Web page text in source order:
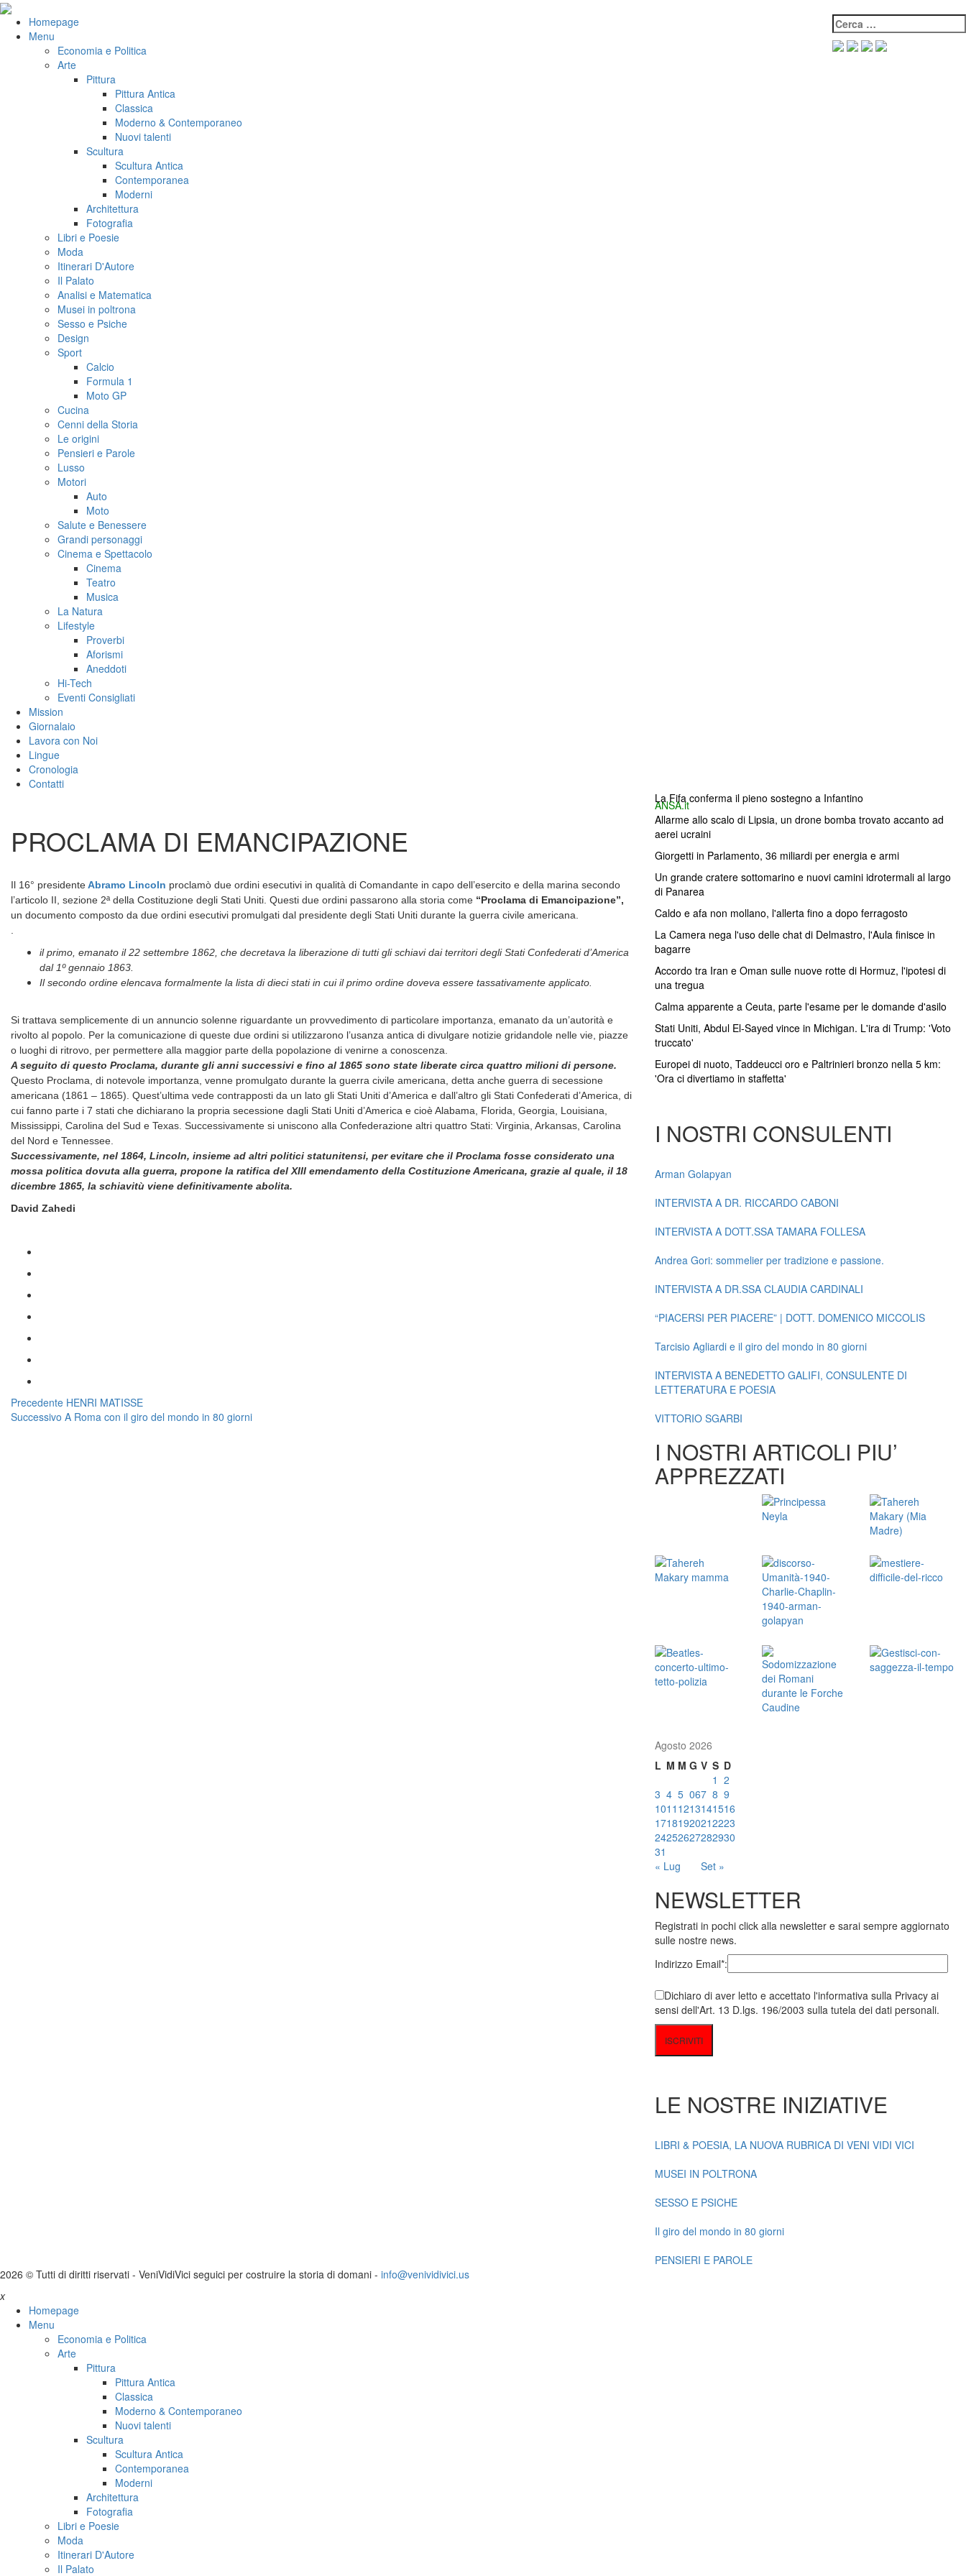
Salta
contenuto
VeniVidiVici Cerca:
Homepage
Menu
Economia e Politica
Arte
Pittura
Pittura Antica
Classica
Moderno & Contemporaneo
Nuovi talenti
Scultura
Scultura Antica
Contemporanea
Moderni
Architettura
Fotografia
Libri e Poesie
Moda
Itinerari D'Autore
Il Palato
Analisi e Matematica
Musei in poltrona
Sesso e Psiche
Design
Sport
Calcio
Formula 1
Moto GP
Cucina
Cenni della Storia
Le origini
Pensieri e Parole
Lusso
Motori
Auto
Moto
Salute e Benessere
Grandi personaggi
Cinema e Spettacolo
Cinema
Teatro
Musica
La Natura
Lifestyle
Proverbi
Aforismi
Aneddoti
Hi-Tech
Eventi Consigliati
Mission
Giornalaio
Lavora con Noi
Lingue
Cronologia
Contatti
PROCLAMA DI EMANCIPAZIONE
Il 16° presidenteAbramo Lincoln proclamò due ordini esecutivi in qualità di Comandante in capo dell’esercito e della marina secondo
l’articolo II, sezione 2ª della Costituzione degli Stati Uniti. Questi due ordini passarono alla storia come “Proclama di Emancipazione”,
un documento composto da due ordini esecutivi promulgati dal presidente degli Stati Uniti durante la guerra civile americana.
.
il primo, emanato il 22 settembre 1862, che decretava la liberazione di tutti gli schiavi dai territori degli Stati Confederati d’America
dal 1º gennaio 1863.
Il secondo ordine elencava formalmente la lista di dieci stati in cui il primo ordine doveva essere tassativamente applicato.
Si trattava semplicemente di un annuncio solenne riguardante un provvedimento di particolare importanza, emanato da un’autorità e
rivolto al popolo. Per la comunicazione di queste due ordini si utilizzarono l’usanza antica di divulgare notizie gridandole nelle vie, piazze
o luoghi di ritrovo, per permettere alla maggior parte della popolazione di venirne a conoscenza.
A seguito di questo Proclama, durante gli anni successivi e fino al 1865 sono state liberate circa quattro milioni di persone.
Questo Proclama, di notevole importanza, venne promulgato durante la guerra civile americana, detta anche guerra di secessione
americana (1861 – 1865). Quest’ultima vede contrapposti da un lato gli Stati Uniti d’America e dall’altro gli Stati Confederati d’America, di
cui fanno parte i 7 stati che dichiarano la propria secessione dagli Stati Uniti d’America e cioè Alabama, Florida, Georgia, Louisiana,
Mississippi, Carolina del Sud e Texas. Successivamente si uniscono alla Confederazione altri quattro Stati: Virginia, Arkansas, Carolina
del Nord e Tennessee.
Successivamente, nel 1864, Lincoln, insieme ad altri politici statunitensi, per evitare che il Proclama fosse considerato una
mossa politica dovuta alla guerra, propone la ratifica del XIII emendamento della Costituzione Americana, grazie al quale, il 18
dicembre 1865, la schiavitù viene definitivamente abolita.
David Zahedi
Navigazione
articoli
Precedente Articolo
precedente:
HENRI MATISSE
Successivo Articolo
A Roma con il giro del mondo in 80 giorni
ANSA.it
La Fifa conferma il pieno sostegno a Infantino
Allarme allo scalo di Lipsia, un drone bomba trovato accanto ad
aerei ucraini
Giorgetti in Parlamento, 36 miliardi per energia e armi
Un grande cratere sottomarino e nuovi camini idrotermali al largo
di Panarea
Caldo e afa non mollano, l'allerta fino a dopo ferragosto
La Camera nega l'uso delle chat di Delmastro, l'Aula finisce in
bagarre
Accordo tra Iran e Oman sulle nuove rotte di Hormuz, l'ipotesi di
una tregua
Calma apparente a Ceuta, parte l'esame per le domande d'asilo
Stati Uniti, Abdul El-Sayed vince in Michigan. L'ira di Trump: 'Voto
truccato'
Europei di nuoto, Taddeucci oro e Paltrinieri bronzo nella 5 km:
'Ora ci divertiamo in staffetta'
I NOSTRI CONSULENTI
Arman Golapyan
INTERVISTA A DR. RICCARDO CABONI
INTERVISTA A DOTT.SSA TAMARA FOLLESA
Andrea Gori: sommelier per tradizione e passione.
INTERVISTA A DR.SSA CLAUDIA CARDINALI
“PIACERSI PER PIACERE” | DOTT. DOMENICO MICCOLIS
Tarcisio Agliardi e il giro del mondo in 80 giorni
INTERVISTA A BENEDETTO GALIFI, CONSULENTE DI
LETTERATURA E POESIA
VITTORIO SGARBI
I NOSTRI ARTICOLI PIU’
APPREZZATI
Agosto 2026
L M M G V S D
« Lug Set »
1 2
3 4 5 067 8 9
1011 1213141516
17181920212223
24252627282930
31
NEWSLETTER
Registrati in pochi click alla newsletter e sarai sempre aggiornato
sulle nostre news.
Indirizzo Email*:
Dichiaro di aver letto e accettato l'informativa sulla Privacy ai
sensi dell'Art. 13 D.lgs. 196/2003 sulla tutela dei dati personali.
LE NOSTRE INIZIATIVE
LIBRI & POESIA, LA NUOVA RUBRICA DI VENI VIDI VICI
MUSEI IN POLTRONA
SESSO E PSICHE
Il giro del mondo in 80 giorni
PENSIERI E PAROLE
2026 © Tutti di diritti riservati - VeniVidiVici seguici per costruire la storia di domani - info@venividivici.us
x
Homepage
Menu
Economia e Politica
Arte
Pittura
Pittura Antica
Classica
Moderno & Contemporaneo
Nuovi talenti
Scultura
Scultura Antica
Contemporanea
Moderni
Architettura
Fotografia
Libri e Poesie
Moda
Itinerari D'Autore
Il Palato